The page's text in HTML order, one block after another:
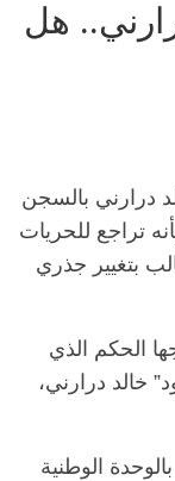
هل
درارني بالسجن
تراجع للحريات
بتغيير جذري
الحكم الذي
بلا حدود” خالد درارني،
الوطنية